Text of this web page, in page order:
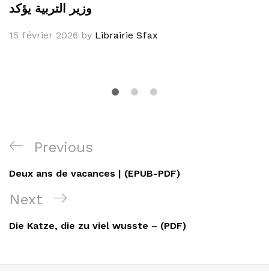
وزير التربية يؤكد
15 février 2026 by Librairie Sfax
Navigation
de
l’article
Previous
Post
Previous
Deux ans de vacances | (EPUB-PDF)
Next
Post
Next
Die Katze, die zu viel wusste – (PDF)